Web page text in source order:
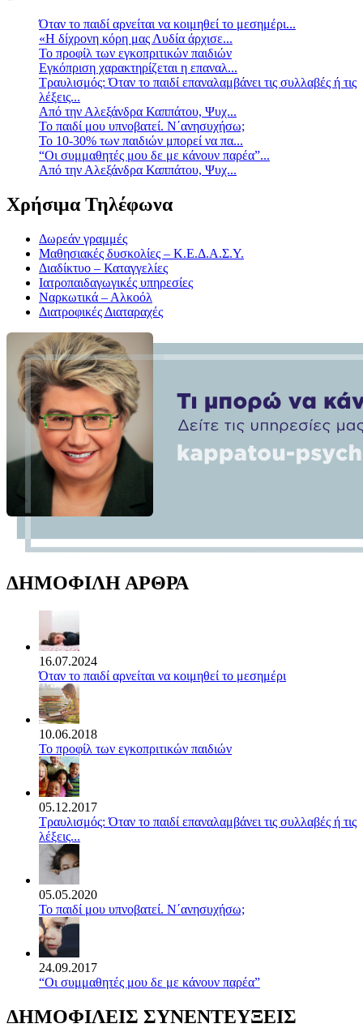
Όταν το παιδί αρνείται να κοιμηθεί το μεσημέρι...
«Η δίχρονη κόρη μας Λυδία άρχισε...
Το προφίλ των εγκοπριτικών παιδιών
Eγκόπριση χαρακτηρίζεται η επαναλ...
Τραυλισμός: Όταν το παιδί επαναλαμβάνει τις συλλαβές ή τις
λέξεις...
Από την Αλεξάνδρα Καππάτου, Ψυχ...
Το παιδί μου υπνοβατεί. Ν΄ανησυχήσω;
Το 10-30% των παιδιών μπορεί να πα...
“Οι συμμαθητές μου δε με κάνουν παρέα”...
Από την Αλεξάνδρα Καππάτου, Ψυχ...
Χρήσιμα Τηλέφωνα
Δωρεάν γραμμές
Μαθησιακές δυσκολίες – Κ.Ε.Δ.Α.Σ.Υ.
Διαδίκτυο – Καταγγελίες
Ιατροπαιδαγωγικές υπηρεσίες
Ναρκωτικά – Αλκοόλ
Διατροφικές Διαταραχές
ΔΗΜΟΦΙΛΗ ΑΡΘΡΑ
16.07.2024
Όταν το παιδί αρνείται να κοιμηθεί το μεσημέρι
10.06.2018
Το προφίλ των εγκοπριτικών παιδιών
05.12.2017
Τραυλισμός: Όταν το παιδί επαναλαμβάνει τις συλλαβές ή τις
λέξεις...
05.05.2020
Το παιδί μου υπνοβατεί. Ν΄ανησυχήσω;
24.09.2017
“Οι συμμαθητές μου δε με κάνουν παρέα”
ΔΗΜΟΦΙΛΕΙΣ ΣΥΝΕΝΤΕΥΞΕΙΣ